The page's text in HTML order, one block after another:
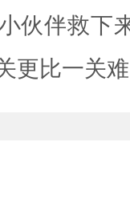
伙伴救下
更比一关难